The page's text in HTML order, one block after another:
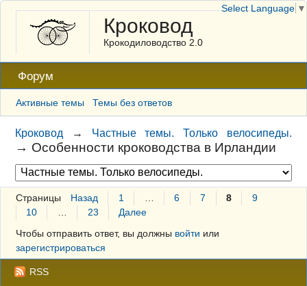
Кроковод
Крокодиловодство 2.0
Форум
Активные темы Темы без ответов
Кроковод → Частные темы. Только велосипеды.
→ Особенности кроководства в Ирландии
Страницы Назад 1 6 7 8
9
10
23
Далее
Чтобы отправить ответ, вы должны войти или
зарегистрироваться
RSS
Select Language ▼